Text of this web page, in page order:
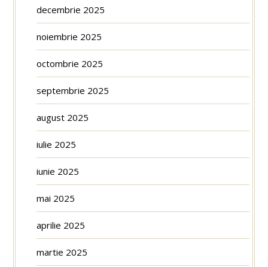
decembrie 2025
noiembrie 2025
octombrie 2025
septembrie 2025
august 2025
iulie 2025
iunie 2025
mai 2025
aprilie 2025
martie 2025